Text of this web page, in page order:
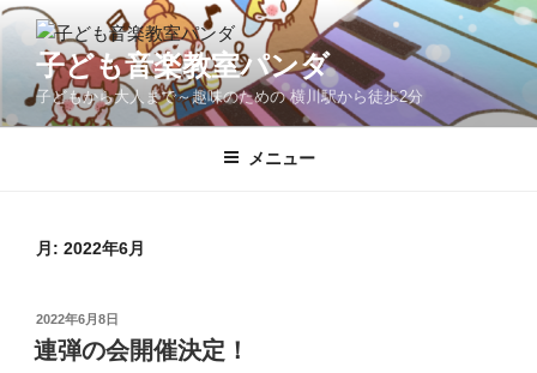
コ
ツ
子ども音楽教室パンダ
子どもから大人まで～趣味のための 横川駅から徒歩2分
メニュー
月: 2022年6月
投
稿
日:
2022年6月8日
連弾の会開催決定！